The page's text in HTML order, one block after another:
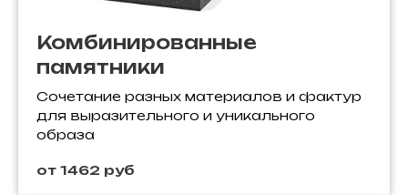
Комбинированные
памятники
Сочетание разных материалов и фактур
для выразительного и уникального
образа
от 1462 руб